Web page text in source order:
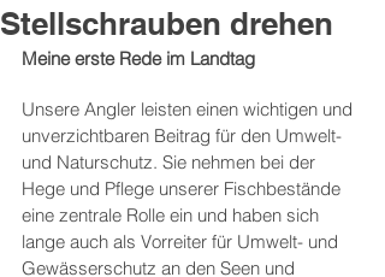
Stellschrauben drehen
Meine erste Rede im Landtag
Unsere Angler leisten einen wichtigen und
unverzichtbaren Beitrag für den Umwelt-
und Naturschutz. Sie nehmen bei der
Hege und Pflege unserer Fischbestände
eine zentrale Rolle ein und haben sich
lange auch als Vorreiter für Umwelt- und
Gewässerschutz an den Seen und